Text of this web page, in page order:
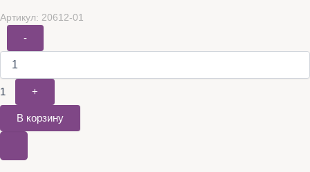
Артикул: 20612-01
-
1 +
В корзину